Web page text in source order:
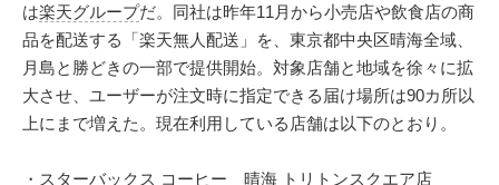
は楽天グループだ。同社は昨年11月から小売店や飲食店の商
品を配送する「楽天無人配送」を、東京都中央区晴海全域、
月島と勝どきの一部で提供開始。対象店舗と地域を徐々に拡
大させ、ユーザーが注文時に指定できる届け場所は90カ所以
上にまで増えた。現在利用している店舗は以下のとおり。
・スターバックス コーヒー 晴海 トリトンスクエア店